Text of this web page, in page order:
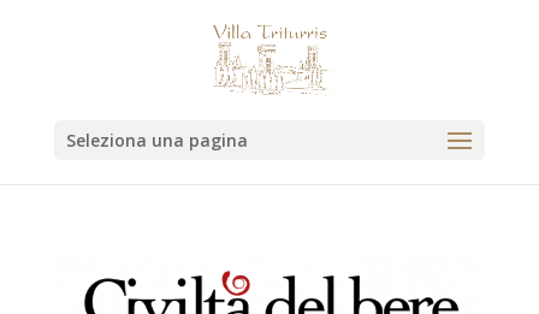
Seleziona una pagina